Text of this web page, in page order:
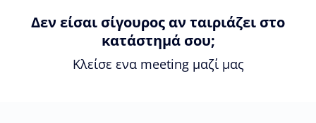
Δεν είσαι σίγουρος αν ταιριάζει στο
κατάστημά σου;
Κλείσε ενα meeting μαζί μας